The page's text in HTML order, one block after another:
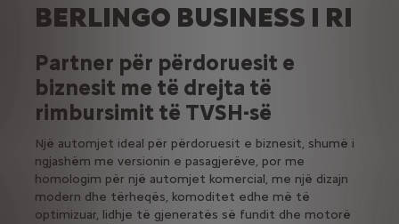
BERLINGO BUSINESS I RI
Partner për përdoruesit e
biznesit me të drejta të
rimbursimit të TVSH-së
Një automjet ideal për përdoruesit e biznesit, shumë i
ngjashëm me versionin e pasagjerëve, por me
homologim për një automjet komercial, me një dizajn
modern dhe tërheqës, komoditet edhe më të
optimizuar, lidhje të gjeneratës së fundit dhe motorë